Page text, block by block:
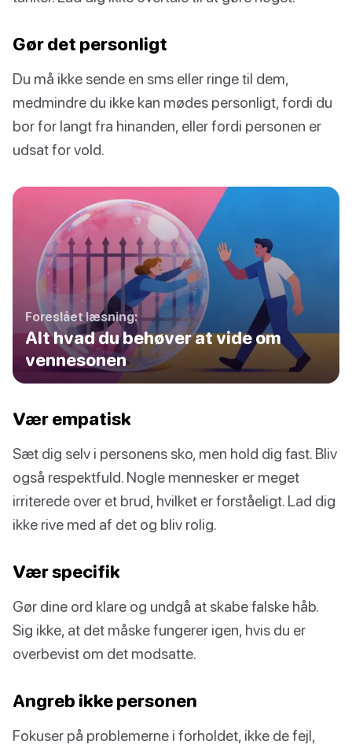
Gør det personligt
Du må ikke sende en sms eller ringe til dem,
medmindre du ikke kan mødes personligt, fordi du
bor for langt fra hinanden, eller fordi personen er
udsat for vold.
Foreslået læsning:
Alt hvad du behøver at vide om
vennesonen
Vær empatisk
Sæt dig selv i personens sko, men hold dig fast. Bliv
også respektfuld. Nogle mennesker er meget
irriterede over et brud, hvilket er forståeligt. Lad dig
ikke rive med af det og bliv rolig.
Vær specifik
Gør dine ord klare og undgå at skabe falske håb.
Sig ikke, at det måske fungerer igen, hvis du er
overbevist om det modsatte.
Angreb ikke personen
Fokuser på problemerne i forholdet, ikke de fejl,